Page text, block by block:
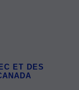
ET DES